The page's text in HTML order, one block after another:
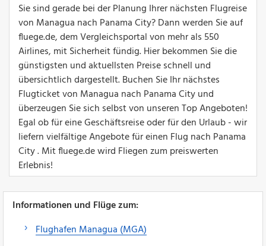
Sie sind gerade bei der Planung Ihrer nächsten Flugreise
von Managua nach Panama City? Dann werden Sie auf
fluege.de, dem Vergleichsportal von mehr als 550
Airlines, mit Sicherheit fündig. Hier bekommen Sie die
günstigsten und aktuellsten Preise schnell und
übersichtlich dargestellt. Buchen Sie Ihr nächstes
Flugticket von Managua nach Panama City und
überzeugen Sie sich selbst von unseren Top Angeboten!
Egal ob für eine Geschäftsreise oder für den Urlaub - wir
liefern vielfältige Angebote für einen Flug nach Panama
City . Mit fluege.de wird Fliegen zum preiswerten
Erlebnis!
Informationen und Flüge zum:
Flughafen Managua (MGA)